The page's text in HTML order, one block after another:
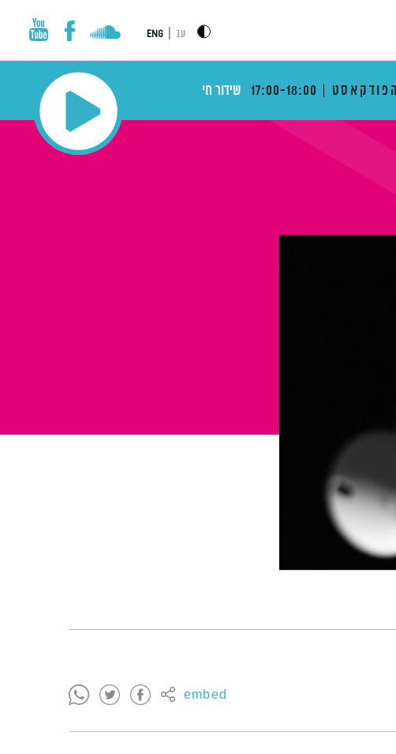
עב ENG
17:00-18:00 שידור חי
embed